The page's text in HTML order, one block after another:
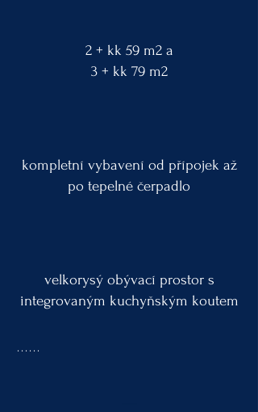
2 + kk 59 m2 a
3 + kk 79 m2
kompletní vybavení od přípojek až
po tepelné čerpadlo
velkorysý obývací prostor s
integrovaným kuchyňským koutem
…